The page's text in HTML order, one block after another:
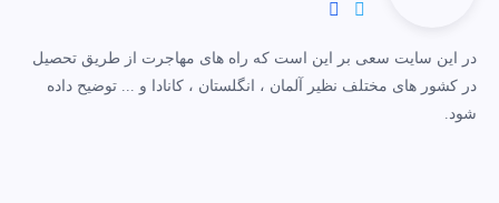
در این سایت سعی بر این است که راه های مهاجرت از طریق تحصیل
در کشور های مختلف نظیر آلمان ، انگلستان ، کانادا و ... توضیح داده
شود.